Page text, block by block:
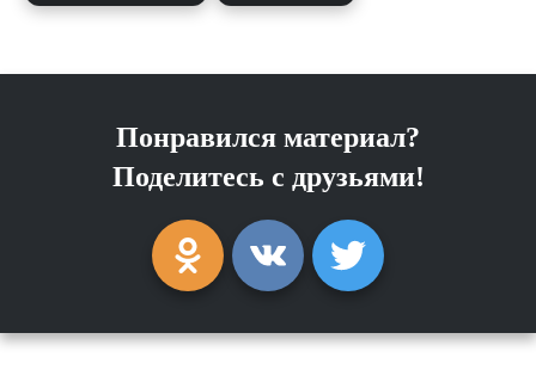
Понравился материал?
Поделитесь с друзьями!